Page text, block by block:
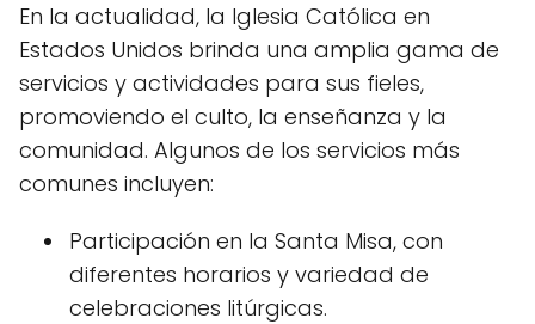
En la actualidad, la Iglesia Católica en
Estados Unidos brinda una amplia gama de
servicios y actividades para sus fieles,
promoviendo el culto, la enseñanza y la
comunidad. Algunos de los servicios más
comunes incluyen:
Participación en la Santa Misa, con
diferentes horarios y variedad de
celebraciones litúrgicas.